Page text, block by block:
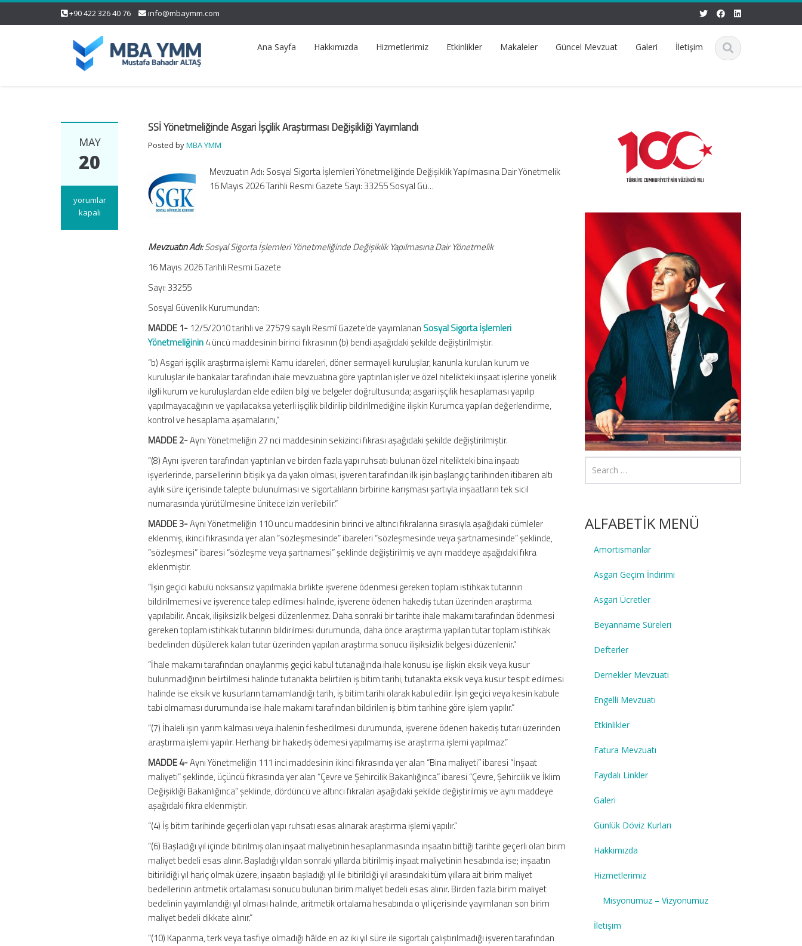
+90 422 326 40 76 info@mbaymm.com
Ana Sayfa Hakkımızda Hizmetlerimiz Etkinlikler Makaleler Güncel Mevzuat Galeri İletişim
MAY
20
SSİ
Yönetmeliğinde
yorumlar
kapalı
SSİ Yönetmeliğinde Asgari İşçilik Araştırması Değişikliği Yayımlandı
Posted byMBA YMM
Mevzuatın Adı: Sosyal Sigorta İşlemleri Yönetmeliğinde Değişiklik Yapılmasına Dair Yönetmelik
16 Mayıs 2026 Tarihli Resmi Gazete Sayı: 33255 Sosyal Gü…
Mevzuatın Adı:Sosyal Sigorta İşlemleri Yönetmeliğinde Değişiklik Yapılmasına Dair Yönetmelik
16 Mayıs 2026 Tarihli Resmi Gazete
Sayı: 33255
Sosyal Güvenlik Kurumundan:
MADDE 1- 12/5/2010 tarihli ve 27579 sayılı Resmî Gazete’de yayımlanan Sosyal Sigorta İşlemleri
Yönetmeliğinin4 üncü maddesinin birinci fıkrasının (b) bendi aşağıdaki şekilde değiştirilmiştir.
“b) Asgari işçilik araştırma işlemi: Kamu idareleri, döner sermayeli kuruluşlar, kanunla kurulan kurum ve
kuruluşlar ile bankalar tarafından ihale mevzuatına göre yaptırılan işler ve özel nitelikteki inşaat işlerine yönelik
ilgili kurum ve kuruluşlardan elde edilen bilgi ve belgeler doğrultusunda; asgari işçilik hesaplaması yapılıp
yapılmayacağının ve yapılacaksa yeterli işçilik bildirilip bildirilmediğine ilişkin Kurumca yapılan değerlendirme,
kontrol ve hesaplama aşamalarını,”
MADDE 2-Aynı Yönetmeliğin 27 nci maddesinin sekizinci fıkrası aşağıdaki şekilde değiştirilmiştir.
“(8) Aynı işveren tarafından yaptırılan ve birden fazla yapı ruhsatı bulunan özel nitelikteki bina inşaatı
işyerlerinde, parsellerinin bitişik ya da yakın olması, işveren tarafından ilk işin başlangıç tarihinden itibaren altı
aylık süre içerisinde talepte bulunulması ve sigortalıların birbirine karışması şartıyla inşaatların tek sicil
numarasında yürütülmesine ünitece izin verilebilir.”
MADDE 3-Aynı Yönetmeliğin 110 uncu maddesinin birinci ve altıncı fıkralarına sırasıyla aşağıdaki cümleler
eklenmiş, ikinci fıkrasında yer alan “sözleşmesinde” ibareleri “sözleşmesinde veya şartnamesinde” şeklinde,
“sözleşmesi” ibaresi “sözleşme veya şartnamesi” şeklinde değiştirilmiş ve aynı maddeye aşağıdaki fıkra
eklenmiştir.
“İşin geçici kabulü noksansız yapılmakla birlikte işverene ödenmesi gereken toplam istihkak tutarının
bildirilmemesi ve işverence talep edilmesi halinde, işverene ödenen hakediş tutarı üzerinden araştırma
yapılabilir. Ancak, ilişiksizlik belgesi düzenlenmez. Daha sonraki bir tarihte ihale makamı tarafından ödenmesi
gereken toplam istihkak tutarının bildirilmesi durumunda, daha önce araştırma yapılan tutar toplam istihkak
bedelinden düşülerek kalan tutar üzerinden yapılan araştırma sonucu ilişiksizlik belgesi düzenlenir.”
“İhale makamı tarafından onaylanmış geçici kabul tutanağında ihale konusu işe ilişkin eksik veya kusur
bulunmadığının belirtilmesi halinde tutanakta belirtilen iş bitim tarihi, tutanakta eksik veya kusur tespit edilmesi
halinde ise eksik ve kusurların tamamlandığı tarih, iş bitim tarihi olarak kabul edilir. İşin geçici veya kesin kabule
tabi olmaması durumunda ise ihale makamı tarafından bildirilen iş bitim tarihine göre işlem yapılır.”
“(7) İhaleli işin yarım kalması veya ihalenin feshedilmesi durumunda, işverene ödenen hakediş tutarı üzerinden
araştırma işlemi yapılır. Herhangi bir hakediş ödemesi yapılmamış ise araştırma işlemi yapılmaz.”
MADDE 4-Aynı Yönetmeliğin 111 inci maddesinin ikinci fıkrasında yer alan “Bina maliyeti” ibaresi “İnşaat
maliyeti” şeklinde, üçüncü fıkrasında yer alan “Çevre ve Şehircilik Bakanlığınca” ibaresi “Çevre, Şehircilik ve İklim
Değişikliği Bakanlığınca” şeklinde, dördüncü ve altıncı fıkraları aşağıdaki şekilde değiştirilmiş ve aynı maddeye
aşağıdaki fıkra eklenmiştir.
“(4) İş bitim tarihinde geçerli olan yapı ruhsatı esas alınarak araştırma işlemi yapılır.”
“(6) Başladığı yıl içinde bitirilmiş olan inşaat maliyetinin hesaplanmasında inşaatın bittiği tarihte geçerli olan birim
maliyet bedeli esas alınır. Başladığı yıldan sonraki yıllarda bitirilmiş inşaat maliyetinin hesabında ise; inşaatın
bitirildiği yıl hariç olmak üzere, inşaatın başladığı yıl ile bitirildiği yıl arasındaki tüm yıllara ait birim maliyet
bedellerinin aritmetik ortalaması sonucu bulunan birim maliyet bedeli esas alınır. Birden fazla birim maliyet
bedelinin yayımlandığı yıl olması halinde, aritmetik ortalama hesabında o yıl içerisinde yayımlanan son birim
maliyet bedeli dikkate alınır.”
“(10) Kapanma, terk veya tasfiye olmadığı hâlde en az iki yıl süre ile sigortalı çalıştırılmadığı işveren tarafından
ALFABETİK MENÜ
Amortismanlar
Asgari Geçim İndirimi
Asgari Ücretler
Beyanname Süreleri
Defterler
Dernekler Mevzuatı
Engelli Mevzuatı
Etkinlikler
Fatura Mevzuatı
Faydalı Linkler
Galeri
Günlük Döviz Kurları
Hakkımızda
Hizmetlerimiz
Misyonumuz – Vizyonumuz
İletişim